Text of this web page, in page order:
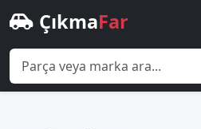
ÇıkmaFar